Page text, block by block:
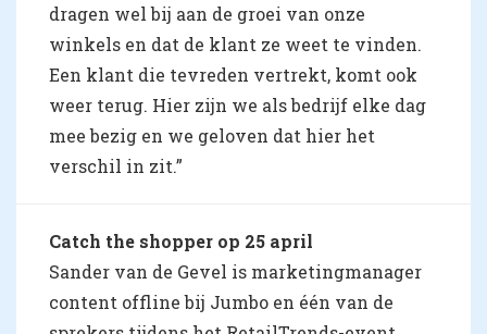
dragen wel bij aan de groei van onze
winkels en dat de klant ze weet te vinden.
Een klant die tevreden vertrekt, komt ook
weer terug. Hier zijn we als bedrijf elke dag
mee bezig en we geloven dat hier het
verschil in zit.”
Catch the shopper op 25 april
Sander van de Gevel is marketingmanager
content offline bij Jumbo en één van de